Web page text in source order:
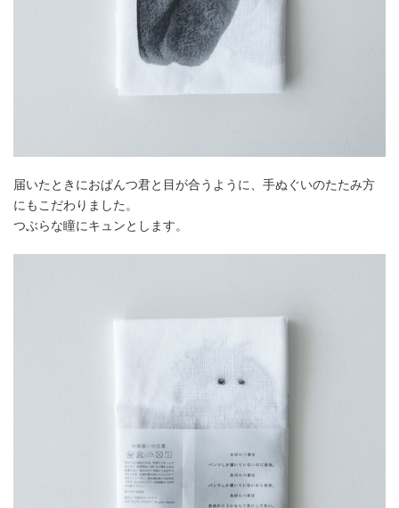
届いたときにおぱんつ君と目が合うように、手ぬぐいのたたみ方
にもこだわりました。
つぶらな瞳にキュンとします。